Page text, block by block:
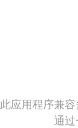
此应用程序兼
通